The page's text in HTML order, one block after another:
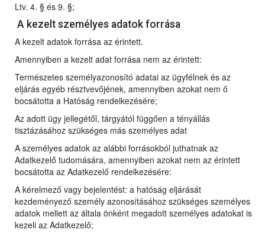
Ltv. 4. § és 9. §;
A kezelt személyes adatok forrása
A kezelt adatok forrása az érintett.
Amennyiben a kezelt adat forrása nem az érintett:
Természetes személyazonosító adatai az ügyfélnek és az
eljárás egyéb résztvevőjének, amennyiben azokat nem ő
bocsátotta a Hatóság rendelkezésére;
Az adott ügy jellegétől, tárgyától függően a tényállás
tisztázásához szükséges más személyes adat
A személyes adatok az alábbi forrásokból juthatnak az
Adatkezelő tudomására, amennyiben azokat nem az érintett
bocsátotta az Adatkezelő rendelkezésére:
A kérelmező vagy bejelentést: a hatóság eljárását
kezdeményező személy azonosításához szükséges személyes
adatok mellett az általa önként megadott személyes adatokat is
kezeli az Adatkezelő;